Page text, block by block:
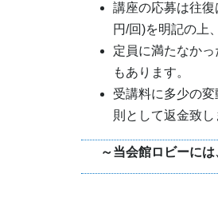
講座の応募は往
円/回)を明記の上
定員に満たなか
もあります。
受講料に多少の
則として返金致し
～当会館ロビーに